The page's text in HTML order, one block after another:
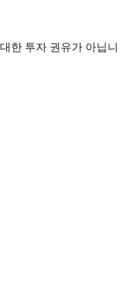
한 투자 권유가 아닙니